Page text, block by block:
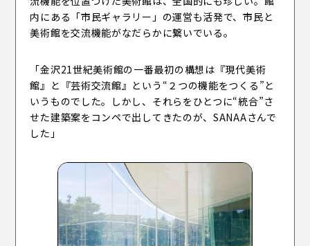
内にある「市民ギャラリー」の運営も活発で、市民と
美術館を交流機能がなだらかに繋いでいる。
「金沢21世紀美術館の一番最初の構想は『現代美術
館』と『芸術交流館』という“２つの機能をつくる”と
いうものでした。しかし、それらをひとつに“統合”さ
せた建築案をコンペで出してきたのが、SANAAさんで
した」